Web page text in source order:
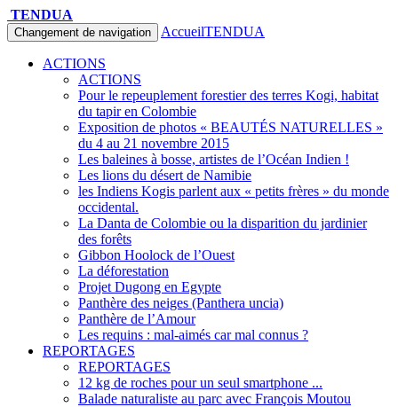
TENDUA
Changement de navigation AccueilTENDUA
ACTIONS
ACTIONS
Pour le repeuplement forestier des terres Kogi, habitat
du tapir en Colombie
Exposition de photos « BEAUTÉS NATURELLES »
du 4 au 21 novembre 2015
Les baleines à bosse, artistes de l’Océan Indien !
Les lions du désert de Namibie
les Indiens Kogis parlent aux « petits frères » du monde
occidental.
La Danta de Colombie ou la disparition du jardinier
des forêts
Gibbon Hoolock de l’Ouest
La déforestation
Projet Dugong en Egypte
Panthère des neiges (Panthera uncia)
Panthère de l’Amour
Les requins : mal-aimés car mal connus ?
REPORTAGES
REPORTAGES
12 kg de roches pour un seul smartphone ...
Balade naturaliste au parc avec François Moutou